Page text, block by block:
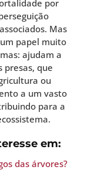
por
Mas
papel muito
ajudam a
presas, que
ou
a um vasto
para a
em:
das árvores?